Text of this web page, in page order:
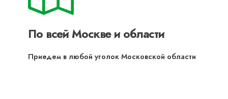
По всей Москве и области
Приедем в любой уголок Московской области